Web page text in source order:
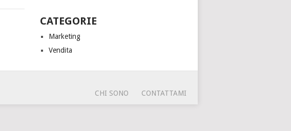
CATEGORIE
Marketing
Vendita
CHI SONO CONTATTAMI